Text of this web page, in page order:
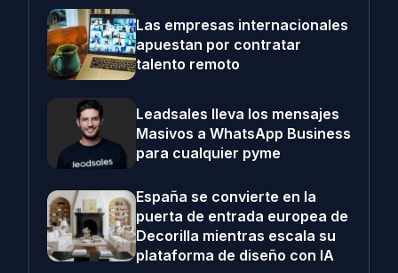
Las empresas internacionales
apuestan por contratar
talento remoto
Leadsales lleva los mensajes
Masivos a WhatsApp Business
para cualquier pyme
España se convierte en la
puerta de entrada europea de
Decorilla mientras escala su
plataforma de diseño con IA